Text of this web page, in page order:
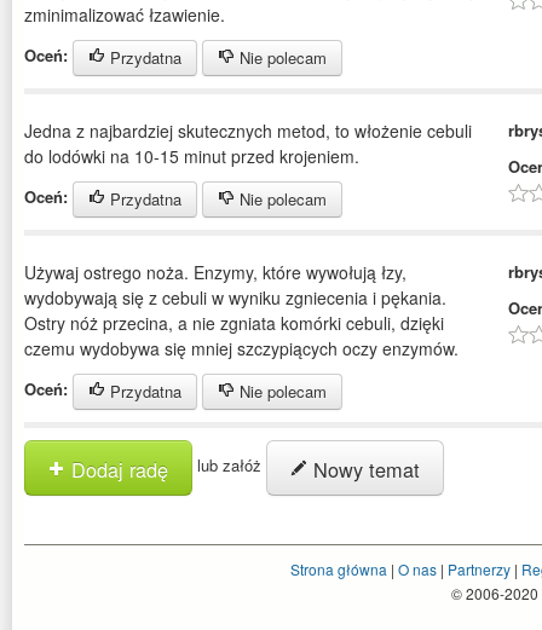
zminimalizować łzawienie.
Oceń: Przydatna Nie polecam
Jedna z najbardziej skutecznych metod, to włożenie cebuli
do lodówki na 10-15 minut przed krojeniem.
Oceń: Przydatna Nie polecam
Używaj ostrego noża. Enzymy, które wywołują łzy,
wydobywają się z cebuli w wyniku zgniecenia i pękania.
Ostry nóż przecina, a nie zgniata komórki cebuli, dzięki
czemu wydobywa się mniej szczypiących oczy enzymów.
Oceń: Przydatna Nie polecam
Dodaj radę lub załóż Nowy temat
Strona główna | O nas| Partnerzy|
© 2006-2020